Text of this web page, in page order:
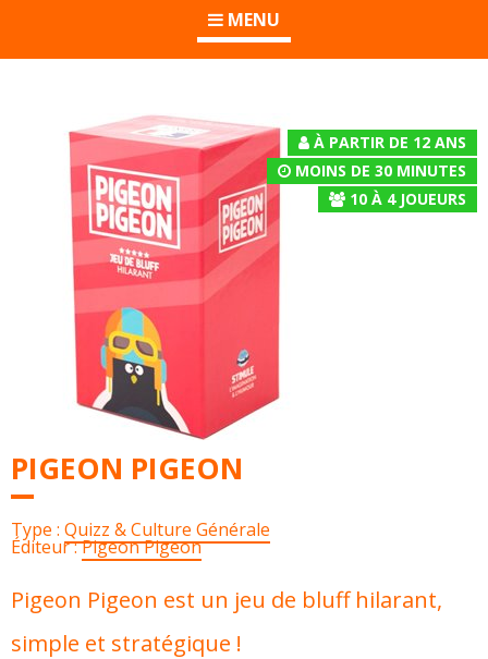
MENU
À PARTIR DE 12 ANS
MOINS DE 30 MINUTES
10 À 4JOUEURS
PIGEON PIGEON
Type :Quizz & Culture Générale
Éditeur :Pigeon Pigeon
Pigeon Pigeon est un jeu de bluff hilarant,
simple et stratégique !